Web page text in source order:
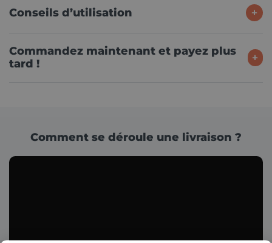
Conseils d’utilisation
Commandez maintenant et payez plus
tard !
Comment se déroule une livraison ?